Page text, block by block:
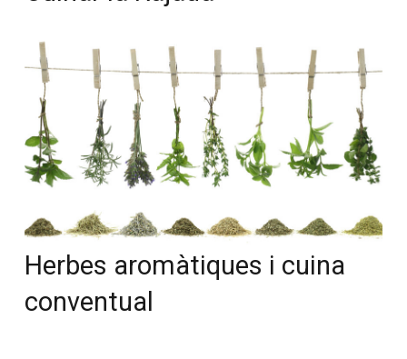
Herbes aromàtiques i cuina
conventual
1